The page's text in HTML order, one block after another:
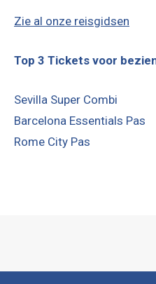
Zie al onze reisgidsen
Top 3 Tickets voor
Sevilla Super Combi
Barcelona Essentials Pas
Rome City Pas